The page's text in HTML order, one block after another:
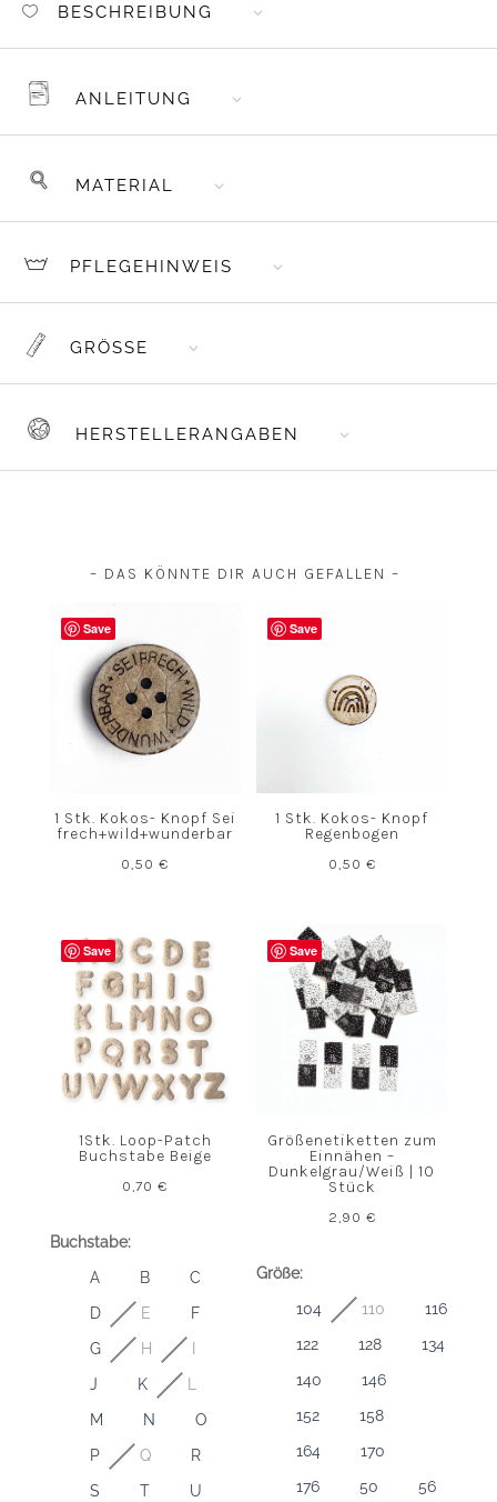
BESCHREIBUNG
ANLEITUNG
MATERIAL
PFLEGEHINWEIS
GRÖSSE
HERSTELLERANGABEN
– DAS KÖNNTE DIR AUCH GEFALLEN –
Save
1 Stk. Kokos- Knopf Sei
frech+wild+wunderbar
0,50€
Save
1 Stk. Kokos- Knopf
Regenbogen
0,50 €
Save
1Stk. Loop-Patch
Buchstabe Beige
0,70€
Buchstabe:
A B
C
D
E
F
G
H
J
K
L
M
N
O
P
Q
R
S
T
U
Save
Größenetiketten zum
Einnähen –
Dunkelgrau/Weiß | 10
Stück
2,90 €
Größe:
104 110
116
122
128
134
140
146
152
158
164
170
176
50
56